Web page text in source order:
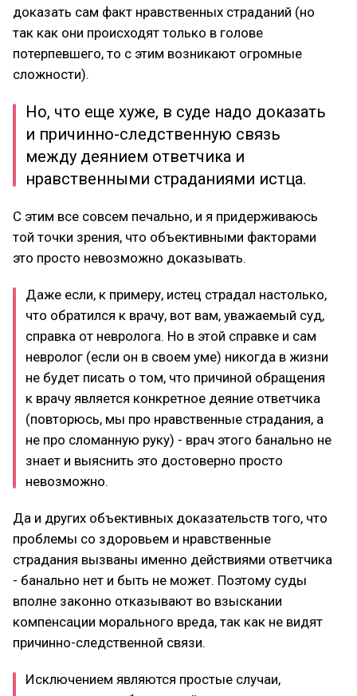
доказать сам факт нравственных страданий (но
так как они происходят только в голове
потерпевшего, то с этим возникают огромные
сложности).
Но, что еще хуже, в суде надо доказать
и причинно-следственную связь
между деянием ответчика и
нравственными страданиями истца.
С этим все совсем печально, и я придерживаюсь
той точки зрения, что объективными факторами
это просто невозможно доказывать.
Даже если, к примеру, истец страдал настолько,
что обратился к врачу, вот вам, уважаемый суд,
справка от невролога. Но в этой справке и сам
невролог (если он в своем уме) никогда в жизни
не будет писать о том, что причиной обращения
к врачу является конкретное деяние ответчика
(повторюсь, мы про нравственные страдания, а
не про сломанную руку) - врач этого банально не
знает и выяснить это достоверно просто
невозможно.
Да и других объективных доказательств того, что
проблемы со здоровьем и нравственные
страдания вызваны именно действиями ответчика
- банально нет и быть не может. Поэтому суды
вполне законно отказывают во взыскании
компенсации морального вреда, так как не видят
причинно-следственной связи.
Исключением являются простые случаи,